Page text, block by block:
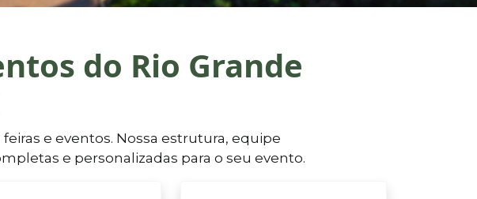
do Rio Grande
e eventos. Nossa estrutura, equipe
e personalizadas para o seu evento.